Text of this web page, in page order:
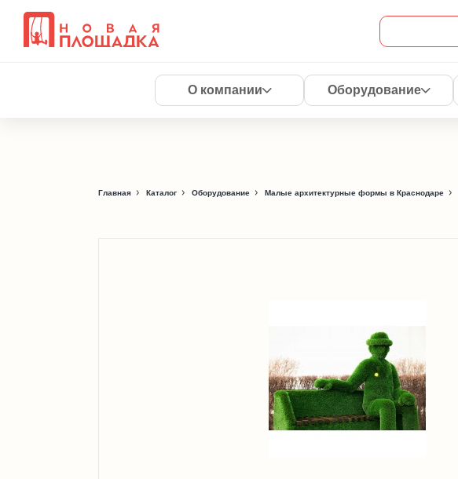
О компании Оборудование
Главная Каталог Оборудование Малые архитектурные формы в Краснодаре